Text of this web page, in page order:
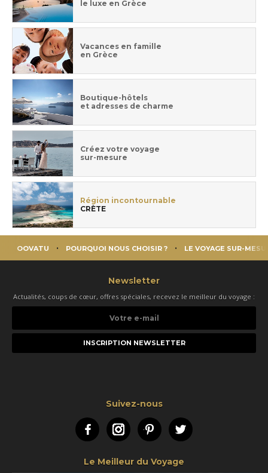
le luxe en Grèce
Vacances en famille
en Grèce
Boutique-hôtels
et adresses de charme
Créez votre voyage
sur-mesure
Région incontournable
CRÈTE
OOVATU POURQUOI NOUS CHOISIR ? LE VOYAGE SUR-
Newsletter
Actualités, coups de cœur, offres spéciales, recevez le meilleur du voyage :
e-
Suivez-nous
FacebookInstagramPinterestTwitter
Le Meilleur du Voyage